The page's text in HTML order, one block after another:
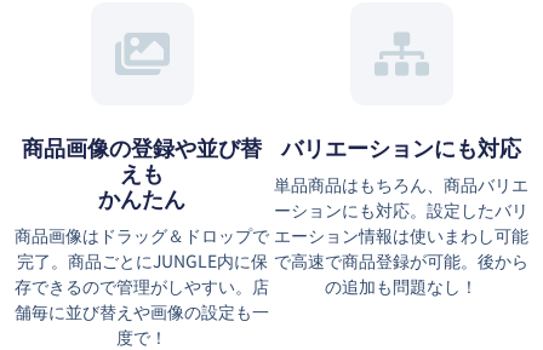
商品画像の登録や並び替
えも
かんたん
商品画像はドラッグ＆ドロップで
完了。商品ごとにJUNGLE内に保
存できるので管理がしやすい。店
舗毎に並び替えや画像の設定も一
度で！
バリエーションにも対応
単品商品はもちろん、商品バリエ
ーションにも対応。設定したバリ
エーション情報は使いまわし可能
で高速で商品登録が可能。後から
の追加も問題なし！